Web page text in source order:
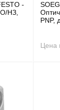
-
НЗ,
PNP,
Цена